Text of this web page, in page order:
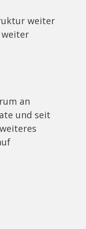
weiter
weiter
an
und seit